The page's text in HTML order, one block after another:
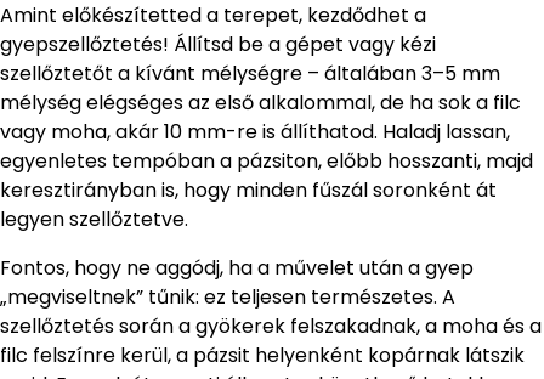
Amint előkészítetted a terepet, kezdődhet a
gyepszellőztetés! Állítsd be a gépet vagy kézi
szellőztetőt a kívánt mélységre – általában 3–5 mm
mélység elégséges az első alkalommal, de ha sok a filc
vagy moha, akár 10 mm-re is állíthatod. Haladj lassan,
egyenletes tempóban a pázsiton, előbb hosszanti, majd
keresztirányban is, hogy minden fűszál soronként át
legyen szellőztetve.
Fontos, hogy ne aggódj, ha a művelet után a gyep
„megviseltnek” tűnik: ez teljesen természetes. A
szellőztetés során a gyökerek felszakadnak, a moha és a
filc felszínre kerül, a pázsit helyenként kopárnak látszik